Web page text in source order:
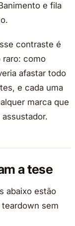
e fila
contraste é
raro: como
afastar todo
e cada uma
marca que
a tese
abaixo estão
sem